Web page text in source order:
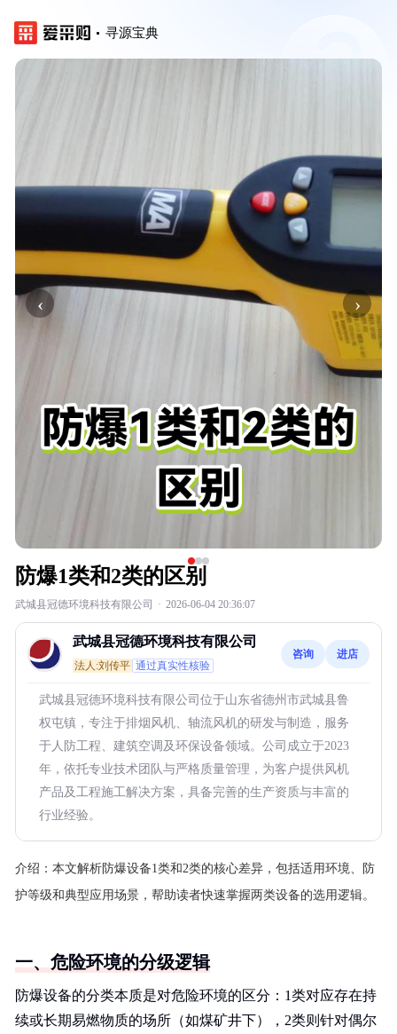
寻源宝典
‹ ›
防爆1类和2类的区别
武城县冠德环境科技有限公司 · 2026-06-04 20:36:07
武城县冠德环境科技有限公司
法人:刘传平 通过真实性核验
咨询 进店
武城县冠德环境科技有限公司位于山东省德州市武城县鲁
权屯镇，专注于排烟风机、轴流风机的研发与制造，服务
于人防工程、建筑空调及环保设备领域。公司成立于2023
年，依托专业技术团队与严格质量管理，为客户提供风机
产品及工程施工解决方案，具备完善的生产资质与丰富的
行业经验。
介绍： 本文解析防爆设备1类和2类的核心差异，包括适用环境、防
护等级和典型应用场景，帮助读者快速掌握两类设备的选用逻辑。
一、危险环境的分级逻辑
防爆设备的分类本质是对危险环境的区分：1类对应存在持
续或长期易燃物质的场所（如煤矿井下），2类则针对偶尔